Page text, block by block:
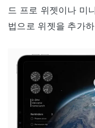
드 프로 위젯이나 미
법으로 위젯을 추가